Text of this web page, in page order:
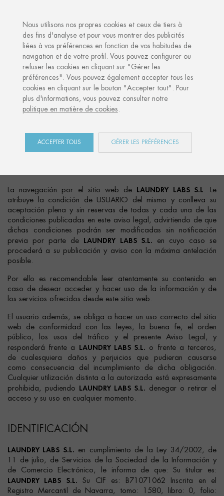
Aviso legal
OBJETO
El presente aviso legal regula el uso y utilización del sitio
La navegación por el sitio web de LAUNDRY LABS S.L. Le
atribuye la condición de USUARIO del mismo y conlleva su
aceptación plena y sin reservas de todas y cada una de las
condiciones publicadas en este aviso legal, advirtiendo de que
dichas condiciones podrán ser modificadas sin notificación
previa por parte de LAUNDRY LABS S.L. en cuyo caso se
procederá a su publicación y aviso con la máxima antelación
posible.
Por ello es recomendable leer atentamente su contenido en
caso de desear acceder y hacer uso de la información y de
los servicios ofrecidos desde este sitio web.
El usuario además, se obliga a hacer un uso correcto del sitio
web de conformidad con las leyes, la buena fe, el orden
público, los usos del tráfico y el presente Aviso Legal, y
responderá frente a LAUNDRY LABS S.L. o frente a terceros,
de cualesquiera daños y perjuicios que pudieran causarse
como consecuencia del incumplimiento de dicha obligación.
Cualquier utilización distinta a la autorizada está expresamente
prohibida, pudiendo LAUNDRY LABS S.L. denegar o retirar el
acceso y su uso en cualquier momento.
IDENTIFICACIÓN
LAUNDRY LABS S.L. en cumplimiento de la Ley 34/2002, de
11 de julio, de Servicios de la Sociedad de la Información y
de Comercio Electrónico, le informa de que: Su titular es:
LAUNDRY LABS S.L. Su CIF es: B71071062 Inscrita en el
Registro Mercantil de Navarra, tomo: 1580, libro: 0, folio:
Nous utilisons nos propres cookies et ceux de tiers à
des fins d'analyse et pour vous montrer des publicités
liées à vos préférences en fonction de vos habitudes de
navigation et de votre profil. Vous pouvez configurer ou
refuser les cookies en cliquant sur "Gérer les
préférences". Vous pouvez également accepter tous les
cookies en cliquant sur le bouton "Accepter tout". Pour
plus d'informations, vous pouvez consulter notre
politique en matière de cookies.
ACCEPTER TOUS GÉRER LES PRÉFÉRENCES